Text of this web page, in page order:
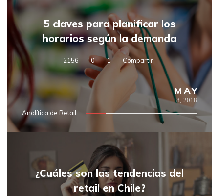
5 claves para planificar los
horarios según la demanda
2156 0 1 Compartir
MAY
8, 2018
Analítica de Retail
¿Cuáles son las tendencias del
retail en Chile?